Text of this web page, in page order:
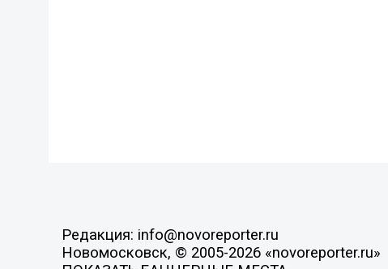
Редакция: info@novoreporter.ru
Новомосковск, © 2005-2026 «novoreporter.ru»